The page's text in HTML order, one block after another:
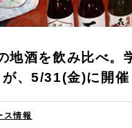
地酒を飲み比べ
、5/31(金)に開催
ス情報